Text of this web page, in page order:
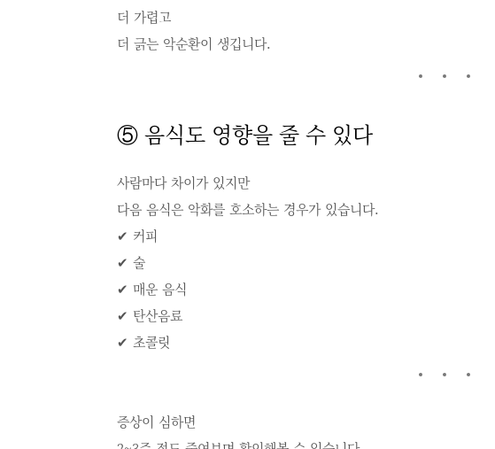
더 가렵고
더 긁는 악순환이 생깁니다.
⑤ 음식도 영향을 줄 수 있다
사람마다 차이가 있지만
다음 음식은 악화를 호소하는 경우가 있습니다.
✔ 커피
✔ 술
✔ 매운 음식
✔ 탄산음료
✔ 초콜릿
증상이 심하면